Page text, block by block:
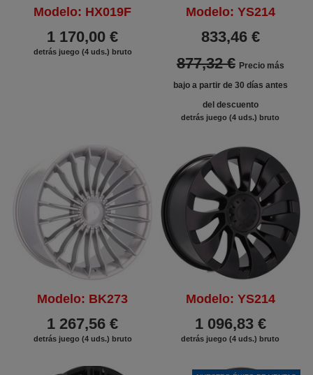
Modelo: HX019F
1 170,00 €
detrás juego (4 uds.) bruto
Modelo: YS214
877,32 € Precio más
bajo a partir de 30 días antes
del descuento
833,46 €
detrás juego (4 uds.) bruto
Modelo: BK273
1 267,56 €
detrás juego (4 uds.) bruto
Modelo: YS214
1 096,83 €
detrás juego (4 uds.) bruto